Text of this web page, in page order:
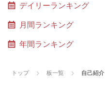
デイリーランキング
月間ランキング
年間ランキング
トップ 板一覧 自己紹介